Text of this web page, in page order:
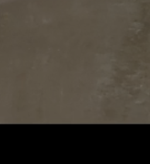
© 2026 Van der Bel
Algemene
site worden enkel ter referentie